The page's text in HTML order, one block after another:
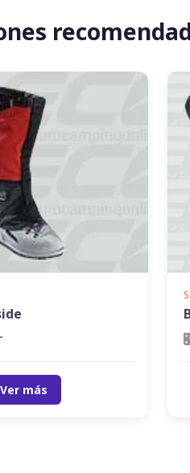
Ver más